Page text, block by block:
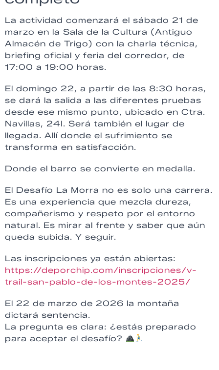
La actividad comenzará el sábado 21 de
marzo en la Sala de la Cultura (Antiguo
Almacén de Trigo) con la charla técnica,
briefing oficial y feria del corredor, de
17:00 a 19:00 horas.
El domingo 22, a partir de las 8:30 horas,
se dará la salida a las diferentes pruebas
desde ese mismo punto, ubicado en Ctra.
Navillas, 24I. Será también el lugar de
llegada. Allí donde el sufrimiento se
transforma en satisfacción.
Donde el barro se convierte en medalla.
El Desafío La Morra no es solo una carrera.
Es una experiencia que mezcla dureza,
compañerismo y respeto por el entorno
natural. Es mirar al frente y saber que aún
queda subida. Y seguir.
Las inscripciones ya están abiertas:
https://deporchip.com/inscripciones/v-
trail-san-pablo-de-los-montes-2025/
El 22 de marzo de 2026 la montaña
dictará sentencia.
La pregunta es clara: ¿estás preparado
para aceptar el desafío?